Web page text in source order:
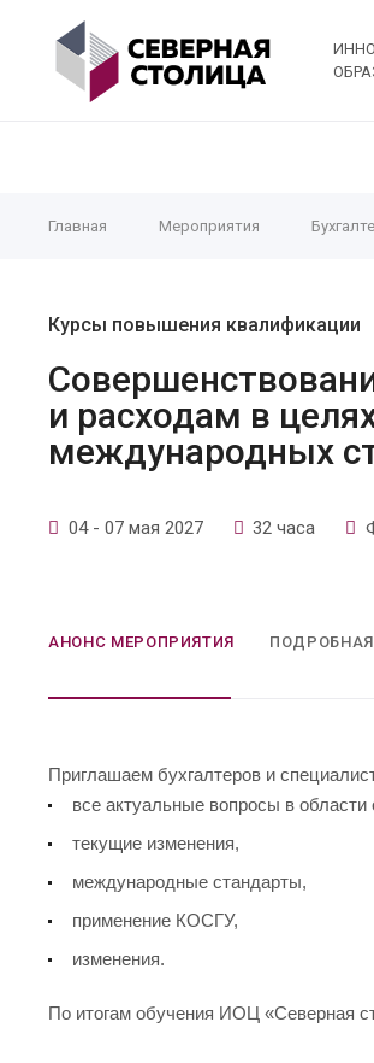
Главная Мероприятия
Курсы повышения квалификации
и расходам в
международных
04 - 07 мая 2027 32 часа
АНОНС МЕРОПРИЯТИЯ
Приглашаем бухгалтеров и
все актуальные вопросы в области
текущие изменения,
международные стандарты,
применение КОСГУ,
изменения.
По итогам обучения ИОЦ «Северная